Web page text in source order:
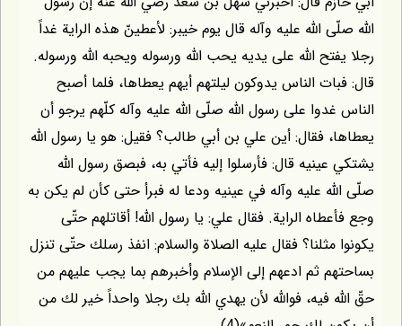
اللّه صلّى اللّه عليه وآله قال يوم خيبر: لأعطينّ هذه الراية غداً
رجلا يفتح اللّه على يديه يحب اللّه ورسوله ويحبه اللّه ورسوله.
قال: فبات الناس يدوكون ليلتهم أيهم يعطاها، فلما أصبح
الناس غدوا على رسول اللّه صلّى اللّه عليه وآله كلّهم يرجو أن
يعطاها، فقال: أين علي بن أبي طالب؟ فقيل: هو يا رسول اللّه
يشتكي عينيه قال: فأرسلوا إليه فأتي به، فبصق رسول اللّه
صلّى اللّه عليه وآله في عينيه ودعا له فبرأ حتى كأن لم يكن به
وجع فأعطاه الراية. فقال علي: يا رسول اللّه! أقاتلهم حتّى
يكونوا مثلنا؟ فقال عليه الصلاة والسلام: انفذ رسلك حتّى تنزل
بساحتهم ثم ادعهم إلى الإسلام وأخبرهم بما يجب عليهم من
حقّ اللّه فيه، فواللّه لأن يهدي اللّه بك رجلا واحداً خير لك من